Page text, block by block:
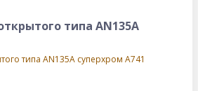
типа AN135A